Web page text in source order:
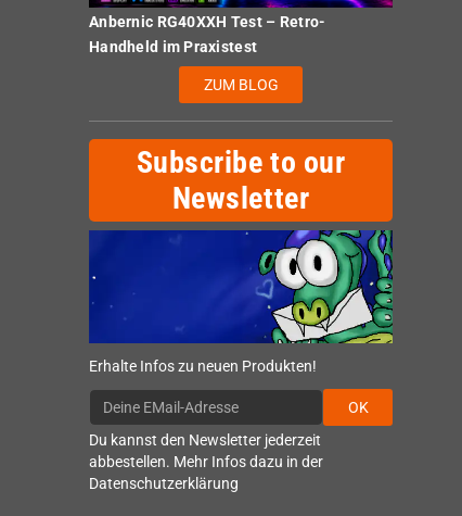
Anbernic RG40XXH Test – Retro-
Handheld im Praxistest
ZUM BLOG
Subscribe to our
Newsletter
Erhalte Infos zu neuen Produkten!
OK
Du kannst den Newsletter jederzeit
abbestellen. Mehr Infos dazu in der
Datenschutzerklärung